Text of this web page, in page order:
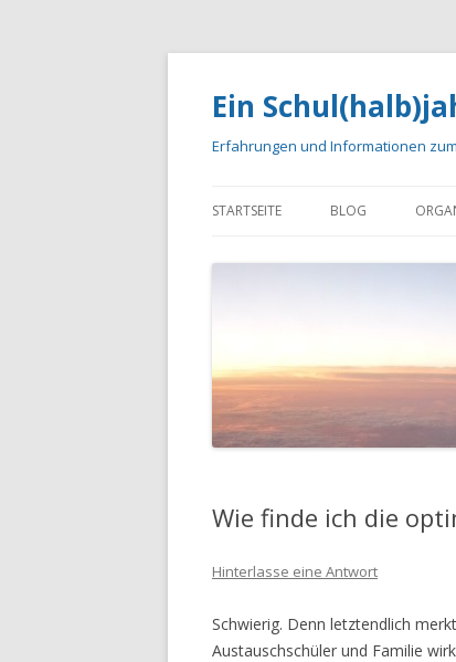
Ein
Erfahrungen und Informationen
STARTSEITE BLOG
Wie finde ich die
Hinterlasse eine Antwort
Schwierig. Denn letztendlich
Austauschschüler und Familie